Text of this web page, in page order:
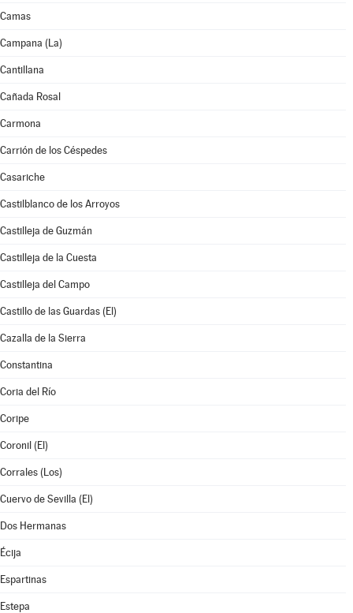
Camas
Campana (La)
Cantillana
Cañada Rosal
Carmona
Carrión de los Céspedes
Casariche
Castilblanco de los Arroyos
Castilleja de Guzmán
Castilleja de la Cuesta
Castilleja del Campo
Castillo de las Guardas (El)
Cazalla de la Sierra
Constantina
Coria del Río
Coripe
Coronil (El)
Corrales (Los)
Cuervo de Sevilla (El)
Dos Hermanas
Écija
Espartinas
Estepa